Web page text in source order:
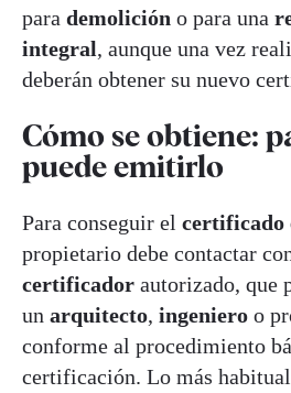
para demolición o para una
integral, aunque una vez
deberán obtener su nuevo
Cómo se obtiene:
puede emitirlo
Para conseguir el certificado
propietario debe contactar
certificador autorizado, que
un arquitecto, ingeniero o
conforme al procedimiento
certificación. Lo más